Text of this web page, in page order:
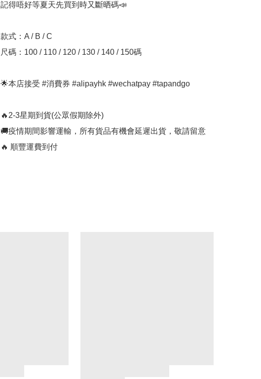
記得唔好等夏天先買到時又斷晒碼📣
款式：A / B / C
尺碼：100 / 110 / 120 / 130 / 140 / 150碼
🌟本店接受 #消費券 #alipayhk #wechatpay #tapandgo
🔥2-3星期到貨(公眾假期除外)
🚚疫情期間影響運輸，所有貨品有機會延遲出貨，敬請留意
🔥 順豐運費到付